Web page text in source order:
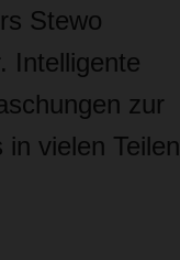
Stewo
Intelligente
zur
vielen Teilen